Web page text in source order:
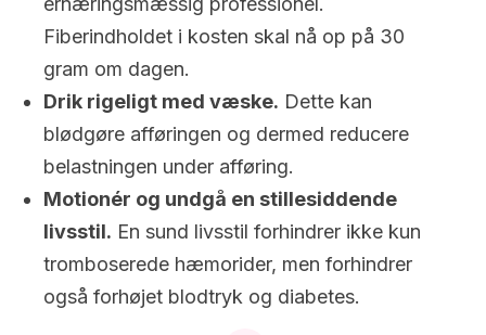
Fiberindholdet i kosten skal nå op på 30
gram om dagen.
Drik rigeligt med væske. Dette kan
blødgøre afføringen og dermed reducere
belastningen under afføring.
Motionér og undgå en stillesiddende
livsstil. En sund livsstil forhindrer ikke kun
tromboserede hæmorider, men forhindrer
også forhøjet blodtryk og diabetes.